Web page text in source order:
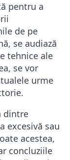
pentru a
de pe
se audiază
tehnice ale
se vor
urme
dintre
excesivă sau
acestea,
concluziile